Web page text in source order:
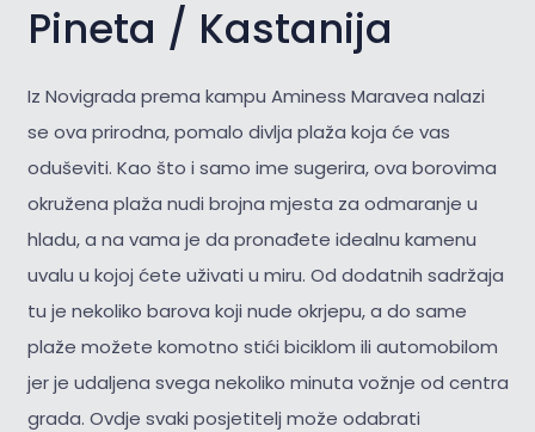
Pineta / Kastanija
Iz Novigrada prema kampu Aminess Maravea nalazi
se ova prirodna, pomalo divlja plaža koja će vas
oduševiti. Kao što i samo ime sugerira, ova borovima
okružena plaža nudi brojna mjesta za odmaranje u
hladu, a na vama je da pronađete idealnu kamenu
uvalu u kojoj ćete uživati u miru. Od dodatnih sadržaja
tu je nekoliko barova koji nude okrjepu, a do same
plaže možete komotno stići biciklom ili automobilom
jer je udaljena svega nekoliko minuta vožnje od centra
grada. Ovdje svaki posjetitelj može odabrati